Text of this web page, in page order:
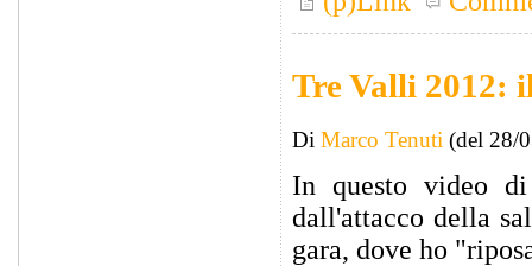
Tre Valli 2012:
Di Marco Tenuti (del 28/
In questo video
dall'attacco della
gara, dove ho